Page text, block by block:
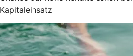
Kapitaleinsatz